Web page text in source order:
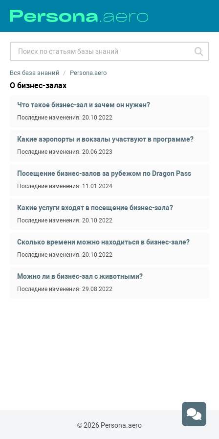
Вся база знаний Persona.aero
О бизнес-залах
Что такое бизнес-зал и зачем он нужен?
Последние изменения: 20.10.2022
Какие аэропорты и вокзалы участвуют в программе?
Последние изменения: 20.06.2023
Посещение бизнес-залов за рубежом по Dragon Pass
Последние изменения: 11.01.2024
Какие услуги входят в посещение бизнес-зала?
Последние изменения: 20.10.2022
Сколько времени можно находиться в бизнес-зале?
Последние изменения: 20.10.2022
Можно ли в бизнес-зал с животными?
Последние изменения: 29.08.2022
© 2026 Persona.aero